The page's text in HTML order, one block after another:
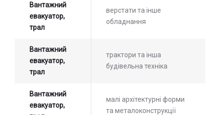
Вантажний
евакуатор,
трал
верстати та інше
обладнання
Вантажний
евакуатор,
трал
трактори та інша
будівельна техніка
Вантажний
евакуатор,
малі архітектурні форми
та металоконструкції